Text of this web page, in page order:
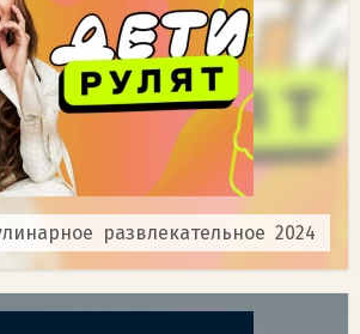
развлекательное 2024